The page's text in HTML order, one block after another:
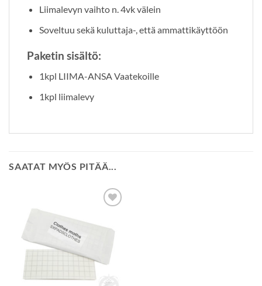
Liimalevyn vaihto n. 4vk välein
Soveltuu sekä kuluttaja-, että ammattikäyttöön
Paketin sisältö:
1kpl LIIMA-ANSA Vaatekoille
1kpl liimalevy
SAATAT MYÖS PITÄÄ...
toivelistalle